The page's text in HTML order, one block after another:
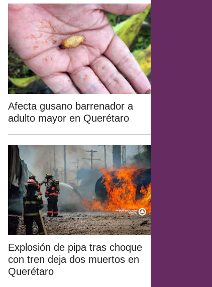
Afecta gusano barrenador a
adulto mayor en Querétaro
Explosión de pipa tras choque
con tren deja dos muertos en
Querétaro